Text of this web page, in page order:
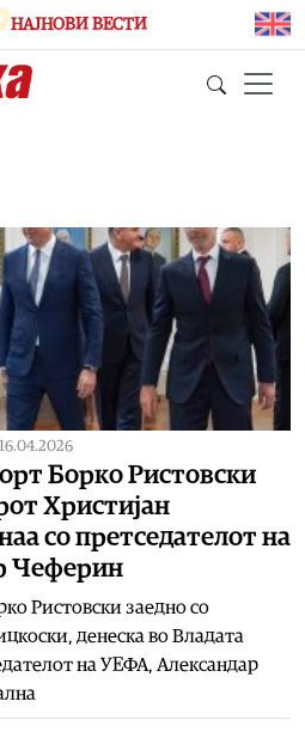
НАЈНОВИ ВЕСТИ
16.04.2026
Борко Ристовски
Христијан
со претседателот на
Чеферин
Ристовски заедно со
денеска во Владата
на УЕФА, Александар